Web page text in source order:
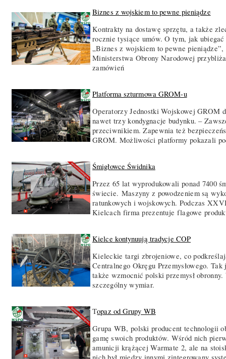
Biznes z wojskiem to pewne pieniądze
Kontrakty na dostawę sprzętu, a także
rocznie tysiące umów. O tym, jak
„Biznes z wojskiem to pewne
Ministerstwa Obrony Narodowej
zamówień
Platforma szturmowa GROM-u
Operatorzy Jednostki Wojskowej GROM
nawet trzy kondygnacje budynku. –
przeciwnikiem. Zapewnia też
GROM. Możliwości platformy pokazali
Śmigłowce Świdnika
Przez 65 lat wyprodukowali ponad 7400
świecie. Maszyny z powodzeniem są
ratunkowych i wojskowych. Podczas
Kielcach firma prezentuje flagowe
Kielce kontynuują tradycje COP
Kieleckie targi zbrojeniowe, co
Centralnego Okręgu Przemysłowego.
także wzmocnić polski przemysł
szczególny wymiar.
Topaz od Grupy WB
Grupa WB, polski producent technologii
gamę swoich produktów. Wśród nich
amunicji krążącej Warmate 2, ale na
nich był między innymi zintegrowany